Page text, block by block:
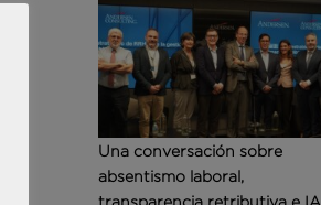
Una conversación sobre
absentismo laboral,
transparencia retributiva e IA